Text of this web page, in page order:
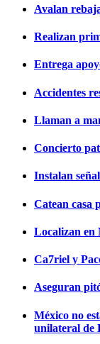
Avalan
Realizan
Entrega
Accidentes
Llaman a
Concierto
Instalan
Catean casa
Localizan en
Ca7riel y
Aseguran
México no
unilateral de